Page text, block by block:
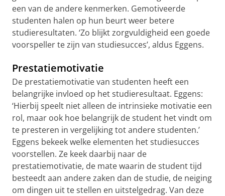
een van de andere kenmerken. Gemotiveerde
studenten halen op hun beurt weer betere
studieresultaten. ‘Zo blijkt zorgvuldigheid een goede
voorspeller te zijn van studiesucces’, aldus Eggens.
Prestatiemotivatie
De prestatiemotivatie van studenten heeft een
belangrijke invloed op het studieresultaat. Eggens:
‘Hierbij speelt niet alleen de intrinsieke motivatie een
rol, maar ook hoe belangrijk de student het vindt om
te presteren in vergelijking tot andere studenten.’
Eggens bekeek welke elementen het studiesucces
voorstellen. Ze keek daarbij naar de
prestatiemotivatie, de mate waarin de student tijd
besteedt aan andere zaken dan de studie, de neiging
om dingen uit te stellen en uitstelgedrag. Van deze